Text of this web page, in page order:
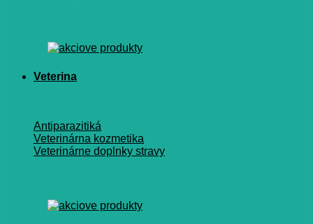
Veterina
Antiparazitiká
Veterinárna kozmetika
Veterinárne doplnky stravy